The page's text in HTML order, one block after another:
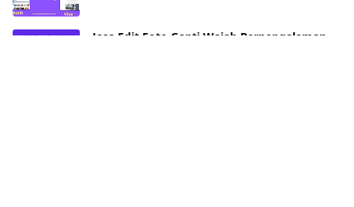
Jasa Edit Foto Ganti Wajah Berpengalaman